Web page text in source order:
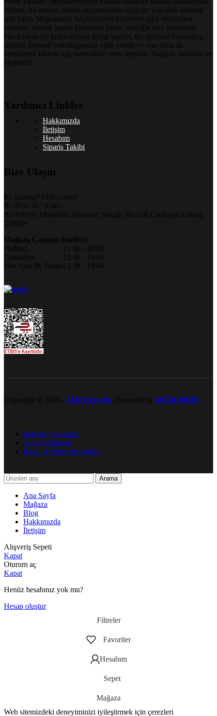
Sizlere, bu sonsuz müzik okyanusunda eşsiz bir yolculuk sunmak
için varız. Mağazamız, keşfedilmeyi bekleyen saklı eserlerden,
zamanın ötesine geçen klasiklere kadar, müziğin tüm renklerini
kucaklayan bir koleksiyonla dolup taşıyor. Bu müzikal hazineleri,
sizlerin duyusal yolculuğunuza eşlik etmek ve onu daha da
unutulmaz kılmak için sunmaktan onur duyarız. Yaşayın, hissedin ve
keşfedin!
Yardımcı Linkler
Hakkımızda
İletişim
Hesabım
Sipariş Takibi
Bize Ulaşın
E: siparis@3345.com.tr
T: 0850 307 3345
A: Aziziye Mahallesi, Mesnevi Sokağı No:11B Çankaya/Ankara,
Türkiye
Mağaza Çalışma Saatleri:
Haftaiçi
Cumartesi
Her Ayın İlk Pazarı
11:30 - 20:00
12:30 - 19:00
12:30 - 19:00
Copyright © 2026 - 3345 Records | Powered by MOBCODES
Kullanıcı Sözleşmesi
Gizlilik Politikası
Kargo Ve Ürün İade Şartları
Arama
Ana Sayfa
Mağaza
Blog
Hakkımızda
İletişim
Alışveriş Sepeti
Kapat
Oturum aç
Kapat
Henüz hesabınız yok mu?
Hesap oluştur
Filtreler
Favoriler
Hesabım
Sepet
Mağaza
Web sitemizdeki deneyiminizi iyileştirmek için çerezleri